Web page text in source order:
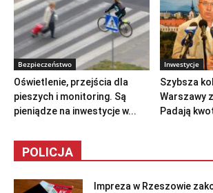
Bezpieczeństwo
Oświetlenie, przejścia dla
pieszych i monitoring. Są
pieniądze na inwestycje w...
Inwestycje
Szybsza
Warszawy
Padają
POLICJA
Impreza w Rzeszowie